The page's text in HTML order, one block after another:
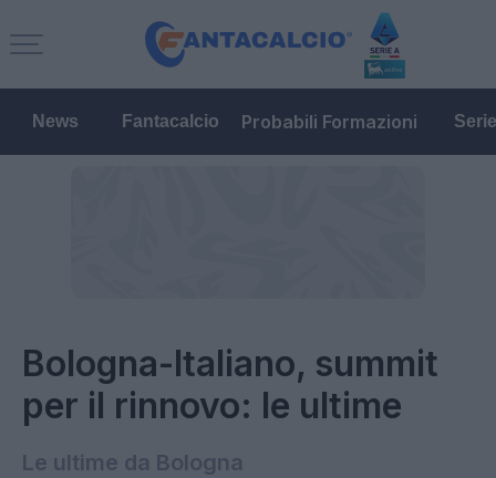
News Fantacalcio Probabili Formazioni
Bologna-Italiano, summit
per il rinnovo: le ultime
Le ultime da Bologna